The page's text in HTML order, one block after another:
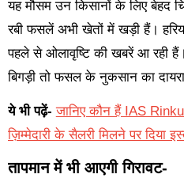
यह मौसम उन किसानों के लिए बेहद
रबी फसलें अभी खेतों में खड़ी हैं।
पहले से ओलावृष्टि की खबरें आ रही
बिगड़ी तो फसल के नुकसान का
ये भी पढ़ें- जानिए कौन हैं IAS
ज़िम्मेदारी के सैलरी मिलने पर दिया
तापमान में भी आएगी गिरावट-